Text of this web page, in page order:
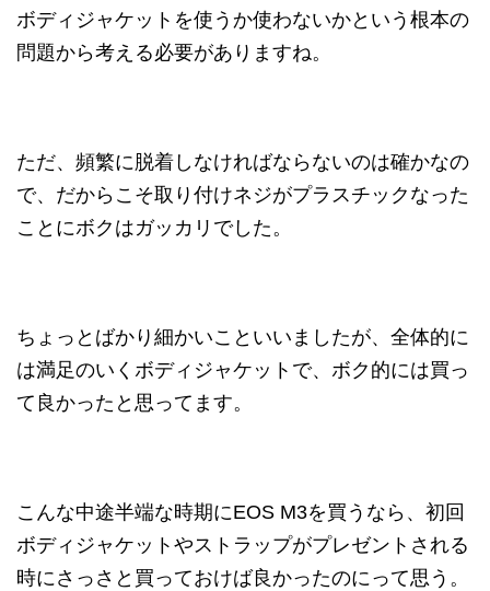
ボディジャケットを使うか使わないかという根本の
問題から考える必要がありますね。
ただ、頻繁に脱着しなければならないのは確かなの
で、だからこそ取り付けネジがプラスチックなった
ことにボクはガッカリでした。
ちょっとばかり細かいこといいましたが、全体的に
は満足のいくボディジャケットで、ボク的には買っ
て良かったと思ってます。
こんな中途半端な時期にEOS M3を買うなら、初回
ボディジャケットやストラップがプレゼントされる
時にさっさと買っておけば良かったのにって思う。